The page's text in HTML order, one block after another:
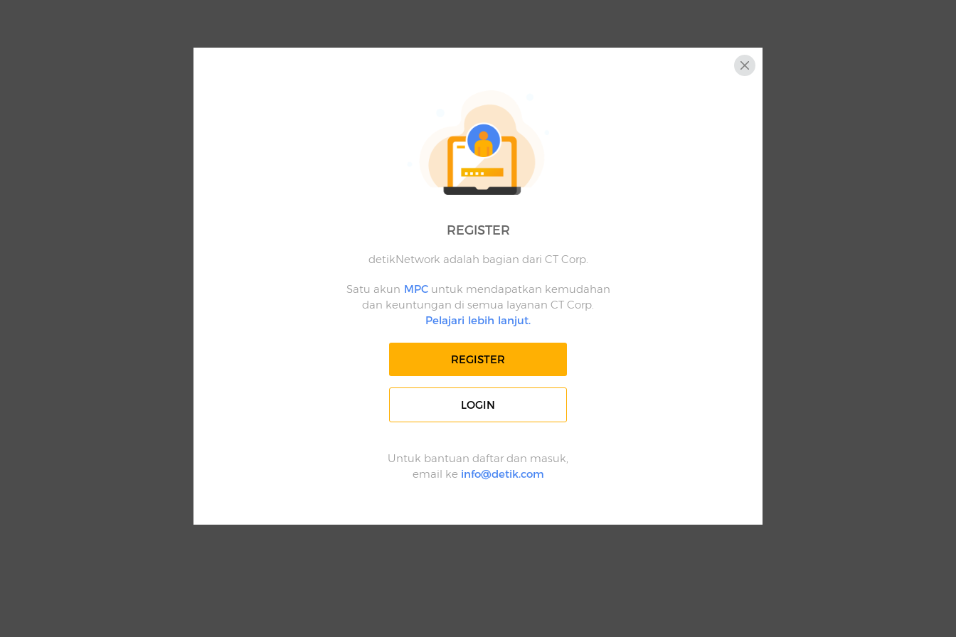
REGISTER
detikNetwork adalah bagian dari CT Corp.
Satu akun MPCuntuk mendapatkan kemudahan
dan keuntungan di semua layanan CT Corp.
Pelajari lebih lanjut.
REGISTER
LOGIN
Untuk bantuan daftar dan masuk,
email ke info@detik.com